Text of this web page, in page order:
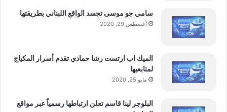
سامي جو موسى تجسد الواقع اللبناني بطريقتها
أغسطس 29, 2020
الميك اب ارتست رشا حمادي تقدم أسرار المكياج
لمتابعيها
مايو 25, 2020
البلوجر لينا قاسم تعلن ارتباطها رسمياً عبر مواقع